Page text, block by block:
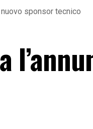
nuovo sponsor tecnico